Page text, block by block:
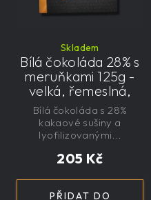
Skladem
Bílá čokoláda 28% s
meruňkami 125g -
velká, řemeslná,
exkluzivní, dárková
205 Kč
PŘIDAT DO
Bílá čokoláda s 28%
kakaové sušiny a
lyofilizovanými...